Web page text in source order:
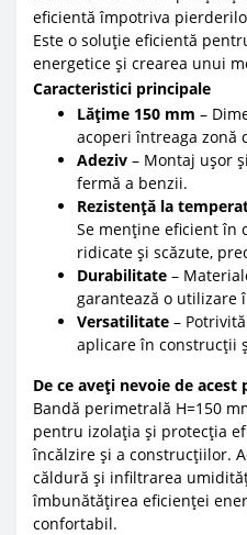
eficientă împotriva
Este o soluție eficientă
energetice și crearea unui
Caracteristici principale
Lățime 150 mm –
acoperi întreaga zonă
Adeziv – Montaj ușor
fermă a benzii.
Rezistență la
Se menține eficient în
ridicate și scăzute,
Durabilitate –
garantează o utilizare
Versatilitate –
aplicare în construcții
De ce aveți nevoie de acest
Bandă perimetrală H=150
pentru izolația și protecția
încălzire și a construcțiilor.
căldură și infiltrarea
îmbunătățirea eficienței
confortabil.